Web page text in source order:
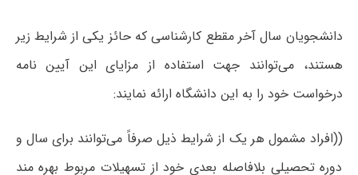
دانشجویان سال آخر مقطع کارشناسی که حائز یکی از شرایط زیر
هستند، می‌توانند جهت استفاده از مزایای این آیین نامه
درخواست خود را به این دانشگاه ارائه نمایند:
((افراد مشمول هر یک از شرایط ذیل صرفاً می‌توانند برای سال و
دوره تحصیلی بلافاصله بعدی خود از تسهیلات مربوط بهره مند